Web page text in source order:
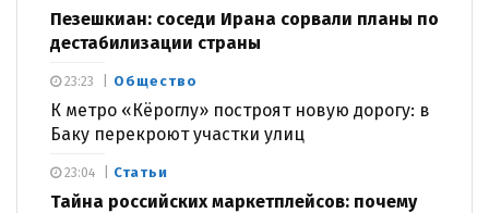
Пезешкиан: соседи Ирана сорвали планы по
дестабилизации страны
Общество
К метро «Кёроглу» построят новую дорогу: в
Баку перекроют участки улиц
23:23
Статьи
Тайна российских маркетплейсов: почему
23:04